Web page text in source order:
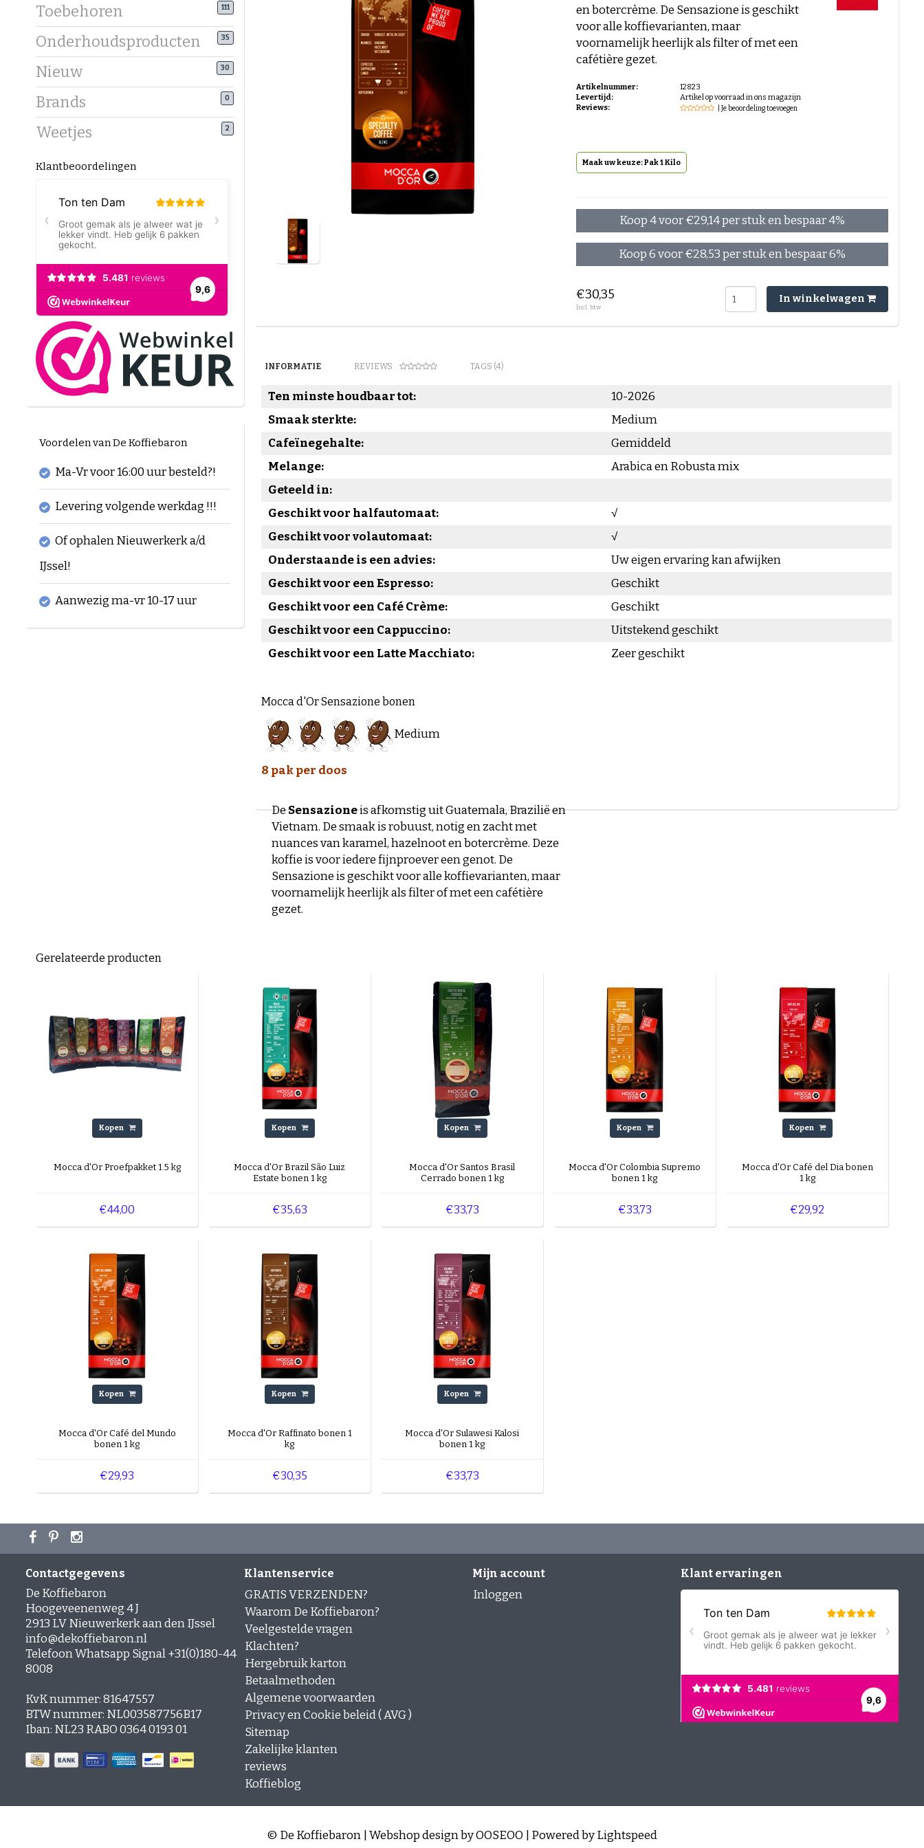
Toebehoren 111
Onderhoudsproducten 35
Nieuw 30
Brands 0
Weetjes 2
Klantbeoordelingen
Voordelen van De Koffiebaron
Ma-Vr voor 16:00 uur besteld?!
Levering volgende werkdag !!!
Of ophalen Nieuwerkerk a/d
IJssel!
Aanwezig ma-vr 10-17 uur
en botercrème. De Sensazione is geschikt
voor alle koffievarianten, maar
voornamelijk heerlijk als filter of met een
cafétière gezet.
Artikelnummer:
12823
Levertijd:
Artikel op voorraad in ons magazijn
Reviews:
| Je beoordeling toevoegen
Maak uw keuze: Pak 1 Kilo
Koop 4 voor €29,14 per stuk en bespaar 4%
Koop 6 voor €28,53 per stuk en bespaar 6%
€30,35
Incl. btw
In winkelwagen
INFORMATIE REVIEWS TAGS (4)
Ten minste houdbaar tot:
10-2026
Smaak sterkte:
Medium
Cafeïnegehalte:
Gemiddeld
Melange:
Arabica en Robusta mix
Geteeld in:
Geschikt voor halfautomaat:
√
Geschikt voor volautomaat:
√
Onderstaande is een advies:
Uw eigen ervaring kan afwijken
Geschikt voor een Espresso:
Geschikt
Geschikt voor een Café Crème:
Geschikt
Geschikt voor een Cappuccino:
Uitstekend geschikt
Geschikt voor een Latte Macchiato:
Zeer geschikt
Mocca d'Or Sensazione bonen
Medium
8 pak per doos
DeSensazioneis afkomstig uit Guatemala, Brazilië en
Vietnam. De smaak is robuust, notig en zacht met
nuances van karamel, hazelnoot en botercrème. Deze
koffie is voor iedere fijnproever een genot. De
Sensazione is geschikt voor alle koffievarianten, maar
voornamelijk heerlijk als filter of met een cafétière
gezet.
Gerelateerde producten
Kopen
Mocca d'Or Proefpakket 1.5 kg
€44,00
Kopen
Mocca d'Or Brazil São Luiz
Estate bonen 1 kg
€35,63
Kopen
Mocca d'Or Santos Brasil
Cerrado bonen 1 kg
€33,73
Kopen
Mocca d'Or Colombia Supremo
bonen 1 kg
€33,73
Kopen
Mocca d'Or Café del Dia bonen
1 kg
€29,92
Kopen
Mocca d'Or Café del Mundo
bonen 1 kg
€29,93
Kopen
Mocca d'Or Raffinato bonen 1
kg
€30,35
Kopen
Mocca d'Or Sulawesi Kalosi
bonen 1 kg
€33,73
Contactgegevens
De Koffiebaron
Hoogeveenenweg 4 J
2913 LV Nieuwerkerk aan den IJssel
info@dekoffiebaron.nl
Telefoon Whatsapp Signal +31(0)180-44
8008
KvK nummer: 81647557
BTW nummer: NL003587756B17
Iban: NL23 RABO 0364 0193 01
Klantenservice
GRATIS VERZENDEN?
Waarom De Koffiebaron?
Veelgestelde vragen
Klachten?
Hergebruik karton
Betaalmethoden
Algemene voorwaarden
Privacy en Cookie beleid ( AVG )
Sitemap
Zakelijke klanten
reviews
Koffieblog
Mijn account
Inloggen
Klant ervaringen
© De Koffiebaron | Webshop design byOOSEOO | Powered byLightspeed